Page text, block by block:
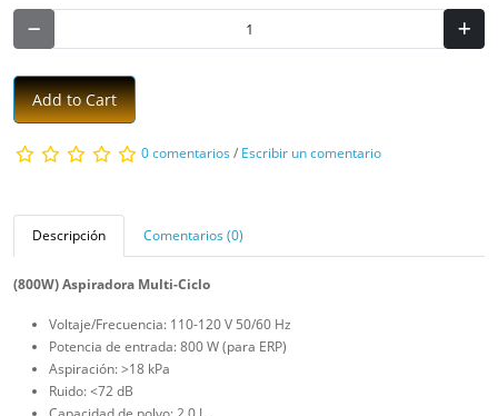
Add to Cart
0 comentarios/ Escribir un comentario
Descripción Comentarios (0)
(800W) Aspiradora Multi-Ciclo
Voltaje/Frecuencia: 110-120 V 50/60 Hz
Potencia de entrada: 800 W (para ERP)
Aspiración: >18 kPa
Ruido: <72 dB